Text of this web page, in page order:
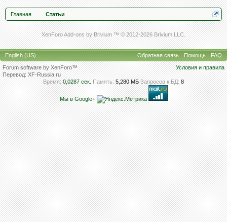
Главная Статьи
XenForo Add-ons by Brivium ™ © 2012-2026 Brivium LLC.
English (US) Обратная связь Помощь
FAQ
Условия и правила
Forum software by XenForo™
Перевод:XF-Russia.ru
Время: 0,0287 сек. Память: 5,280 МБ Запросов к БД: 8
Мы в Google+